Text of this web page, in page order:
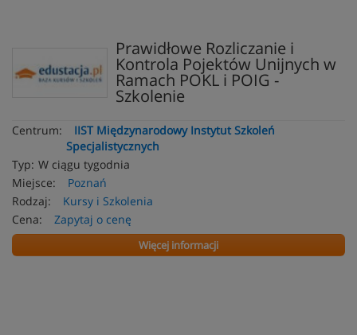
Prawidłowe Rozliczanie i
Kontrola Pojektów Unijnych w
Ramach POKL i POIG -
Szkolenie
Centrum:
IIST Międzynarodowy Instytut Szkoleń
Specjalistycznych
Typ: W ciągu tygodnia
Miejsce:
Poznań
Rodzaj:
Kursy i Szkolenia
Cena:
Zapytaj o cenę
Więcej informacji